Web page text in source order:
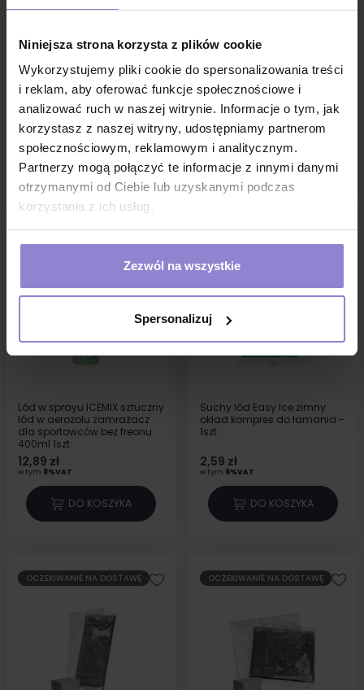
Niniejsza strona korzysta z plików cookie
Wykorzystujemy pliki cookie do spersonalizowania treści
i reklam, aby oferować funkcje społecznościowe i
analizować ruch w naszej witrynie. Informacje o tym, jak
korzystasz z naszej witryny, udostępniamy partnerom
społecznościowym, reklamowym i analitycznym.
Partnerzy mogą połączyć te informacje z innymi danymi
otrzymanymi od Ciebie lub uzyskanymi podczas
korzystania z ich usług.
Zezwól na wszystkie
Spersonalizuj
Suchy lód Timago zimny
wielopak 10szt
17,00 zł
w tym8%VAT
1 sztuka:
DO KOSZYKA
Suchy lód Timago zimny
1szt
2,00 zł
w tym8%VAT
DO KOSZYKA
Lód w sprayu ICEMIX sztuczny
lód w aerozolu zamrażacz
dla sportowców bez freonu
400ml 1szt
12,89 zł
w tym 8%VAT
DO KOSZYKA
Suchy lód Easy Ice zimny
okład kompres do łamania -
1szt
2,59 zł
w tym 8%VAT
DO KOSZYKA
OCZEKIWANIE NA DOSTAWĘ OCZEKIWANIE NA DOSTAWĘ